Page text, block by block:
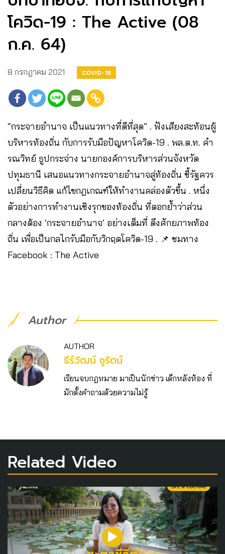
โควิด-19 : The Active (08
ก.ค. 64)
8 กรกฎาคม 2021 COVID-19
“กระจายอำนาจ เป็นแนวทางที่ดีที่สุด” . ฟังเสียงสะท้อนผู้
บริหารท้องถิ่น กับการรับมือปัญหาโควิด-19 . พล.ต.ท. คำ
รณวิทย์ ธูปกระจ่าง นายกองค์การบริหารส่วนจังหวัด
ปทุมธานี เสนอแนวทางกระจายอำนาจสู่ท้องถิ่น ชี้รัฐควร
เปลี่ยนวิธีคิด แก้ไขกฎเกณฑ์ให้ทำงานคล่องตัวขึ้น . หนึ่ง
ตัวอย่างการทำงานเชิงรุกของท้องถิ่น ที่ตอกย้ำว่าส่วน
กลางต้อง ‘กระจายอำนาจ’ อย่างเต็มที่ ดึงศักยภาพท้อง
ถิ่น เพื่อเป็นกลไกรับมือกับวิกฤตโควิด-19 . 📌 ชมทาง
Facebook : The Active
Author
AUTHOR
ธีร์วัฒน์ ชูรัตน์
เรียนจบกฎหมาย มาเป็นนักข่าว เด็กหลังห้อง ที่
มักตั้งคำถามด้วยความไม่รู้
Related Video